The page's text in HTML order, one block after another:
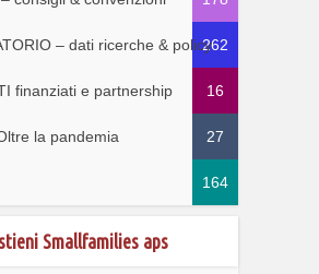
– dati ricerche & policy262
finanziati e partnership 16
la pandemia 27
164
Smallfamilies aps